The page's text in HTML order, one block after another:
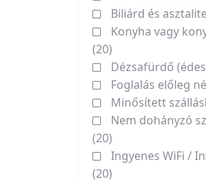
Biliárd és
Konyha vagy
(20)
Dézsafürdő
Foglalás előleg
Minősített
Nem dohányzó
(20)
Ingyenes WiFi /
(20)